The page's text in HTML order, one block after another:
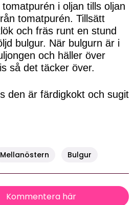
i oljan tills oljan
tomatpurén. Tillsätt
och fräs runt en stund
bulgur. När bulgurn är i
och häller över
så det täcker över.
den är färdigkokt och sugit
Mellanöstern Bulgur
Kommentera här